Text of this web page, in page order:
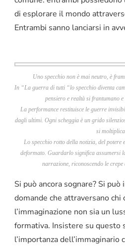
di esplorare il mondo
Entrambi sanno lanciarsi in
Uno specchio non è mai neutro, è
In “La guerra di tutti “lo specchio diventa
pensiero e realtà si frantumano
La performance restituisce le guerre
dagli ultimi. Ogni scheggia è un grido
si
Lo specchio rotto della notizia, del potere
deformato. Guardarlo significa assumersi
narrazione, riconoscendo le crepe
Si può ancora sognare? Si può
domande che attraversano chi
l’immaginazione non sia un
formativa. Insistere su questo
l’importanza dell’immaginario